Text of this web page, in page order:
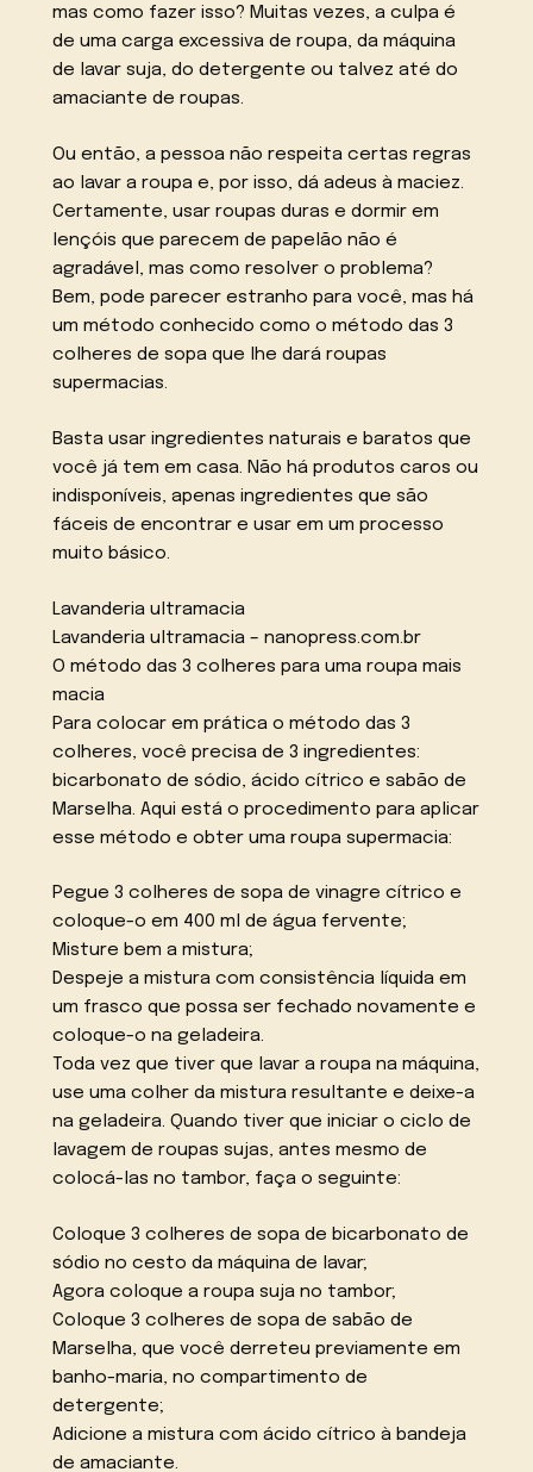
mas como fazer isso? Muitas vezes, a culpa é
de uma carga excessiva de roupa, da máquina
de lavar suja, do detergente ou talvez até do
amaciante de roupas.
Ou então, a pessoa não respeita certas regras
ao lavar a roupa e, por isso, dá adeus à maciez.
Certamente, usar roupas duras e dormir em
lençóis que parecem de papelão não é
agradável, mas como resolver o problema?
Bem, pode parecer estranho para você, mas há
um método conhecido como o método das 3
colheres de sopa que lhe dará roupas
supermacias.
Basta usar ingredientes naturais e baratos que
você já tem em casa. Não há produtos caros ou
indisponíveis, apenas ingredientes que são
fáceis de encontrar e usar em um processo
muito básico.
Lavanderia ultramacia
Lavanderia ultramacia – nanopress.com.br
O método das 3 colheres para uma roupa mais
macia
Para colocar em prática o método das 3
colheres, você precisa de 3 ingredientes:
bicarbonato de sódio, ácido cítrico e sabão de
Marselha. Aqui está o procedimento para aplicar
esse método e obter uma roupa supermacia:
Pegue 3 colheres de sopa de vinagre cítrico e
coloque-o em 400 ml de água fervente;
Misture bem a mistura;
Despeje a mistura com consistência líquida em
um frasco que possa ser fechado novamente e
coloque-o na geladeira.
Toda vez que tiver que lavar a roupa na máquina,
use uma colher da mistura resultante e deixe-a
na geladeira. Quando tiver que iniciar o ciclo de
lavagem de roupas sujas, antes mesmo de
colocá-las no tambor, faça o seguinte:
Coloque 3 colheres de sopa de bicarbonato de
sódio no cesto da máquina de lavar;
Agora coloque a roupa suja no tambor;
Coloque 3 colheres de sopa de sabão de
Marselha, que você derreteu previamente em
banho-maria, no compartimento de
detergente;
Adicione a mistura com ácido cítrico à bandeja
de amaciante.